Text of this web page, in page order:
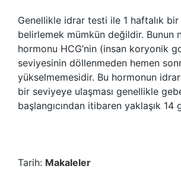
Genellikle idrar testi ile 1 haftalık
belirlemek mümkün değildir. Bunun
hormonu HCG’nin (insan koryonik
seviyesinin döllenmeden hemen
yükselmemesidir. Bu hormonun
bir seviyeye ulaşması genellikle
başlangıcından itibaren yaklaşık 14
Tarih: Makaleler